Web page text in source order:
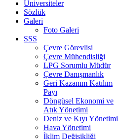
Üniversiteler
Sözlük
Galeri
Foto Galeri
SSS
Çevre Görevlisi
Çevre Mühendisliği
LPG Sorumlu Müdür
Çevre Danışmanlık
Geri Kazanım Katılım
Payı
Döngüsel Ekonomi ve
Atık Yönetimi
Deniz ve Kıyı Yönetimi
Hava Yönetimi
İklim Değişikliği